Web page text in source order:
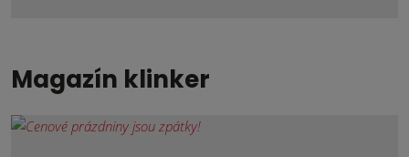
Magazín klinker